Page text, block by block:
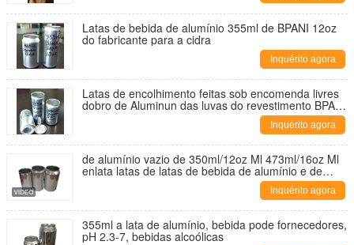
Latas de bebida de alumínio 355ml de BPANI 12oz
do fabricante para a cidra
Inquérito agora
Latas de encolhimento feitas sob encomenda livres
dobro de Aluminun das luvas do revestimento BPA
Inquérito agora
de alumínio vazio de 350ml/12oz Ml 473ml/16oz Ml
enlata latas de latas de bebida de alumínio e de
Inquérito agora
355ml a lata de alumínio, bebida pode fornecedores,
pH 2.3-7, bebidas alcoólicas